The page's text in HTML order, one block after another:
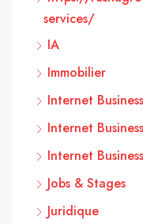
services/
IA
Immobilier
Internet
Internet
Internet
Jobs & Stages
Juridique